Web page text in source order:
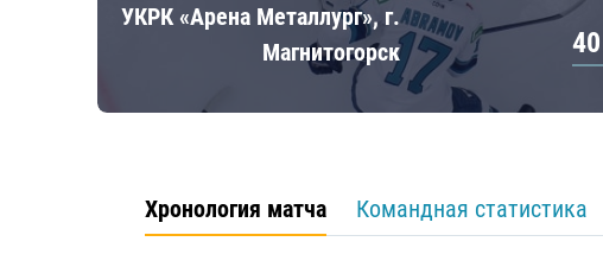
УКРК «Арена Металлург», г.
Магнитогорск
40
Хронология матча Командная статистика